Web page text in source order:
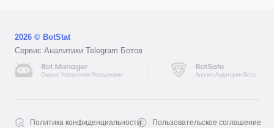
2026 © BotStat
Сервис Аналитики Telegram Ботов
Политика конфиденциальности
Пользовательское соглашение